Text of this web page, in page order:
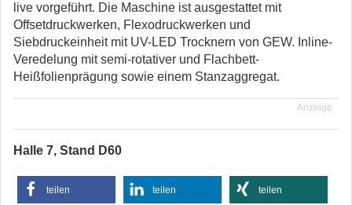
live vorgeführt. Die Maschine ist ausgestattet mit
Offsetdruckwerken, Flexodruckwerken und
Siebdruckeinheit mit UV-LED Trocknern von GEW. Inline-
Veredelung mit semi-rotativer und Flachbett-
Heißfolienprägung sowie einem Stanzaggregat.
Anzeige
Halle 7, Stand D60
teilen teilen teilen